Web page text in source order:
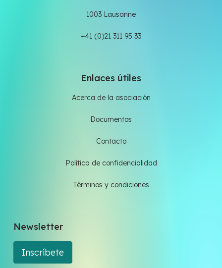
1003 Lausanne
+41 (0)21 311 95 33
Enlaces útiles
Acerca de la asociación
Documentos
Contacto
Política de confidencialidad
Términos y condiciones
Newsletter
Inscríbete